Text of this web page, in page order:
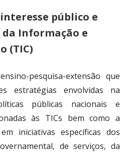
público e
Informação e
(TIC)
pesquisa-extensão que
estratégias envolvidas na
públicas nacionais e
às TICs bem como a
iniciativas específicas dos
de serviços, da